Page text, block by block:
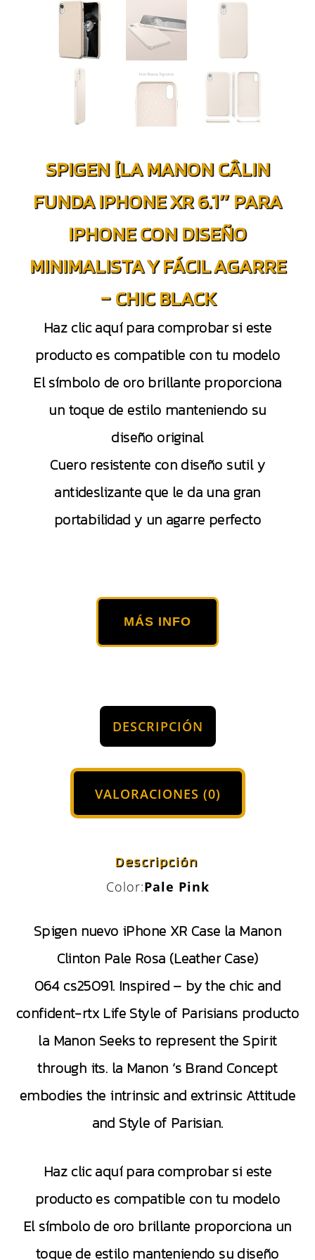
SPIGEN [LA MANON CÂLIN
FUNDA IPHONE XR 6.1″ PARA
IPHONE CON DISEÑO
MINIMALISTA Y FÁCIL AGARRE
– CHIC BLACK
Haz clic aquí para comprobar si este
producto es compatible con tu modelo
El símbolo de oro brillante proporciona
un toque de estilo manteniendo su
diseño original
Cuero resistente con diseño sutil y
antideslizante que le da una gran
portabilidad y un agarre perfecto
MÁS INFO
DESCRIPCIÓN
VALORACIONES (0)
Descripción
Color:Pale Pink
Spigen nuevo iPhone XR Case la Manon
Clinton Pale Rosa (Leather Case)
064 cs25091. Inspired – by the chic and
confident-rtx Life Style of Parisians producto
la Manon Seeks to represent the Spirit
through its. la Manon ‘s Brand Concept
embodies the intrinsic and extrinsic Attitude
and Style of Parisian.
Haz clic aquí para comprobar si este
producto es compatible con tu modelo
El símbolo de oro brillante proporciona un
toque de estilo manteniendo su diseño